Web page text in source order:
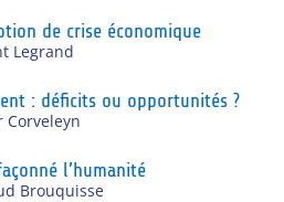
de crise économique
Legrand
: déficits ou opportunités ?
Corveleyn
l’humanité
Brouquisse